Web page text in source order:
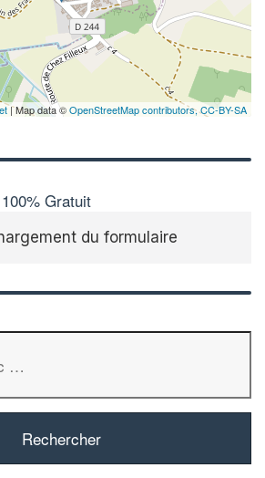
| Map data ©OpenStreetMap contributors,CC-BY-SA
Gratuit
du formulaire